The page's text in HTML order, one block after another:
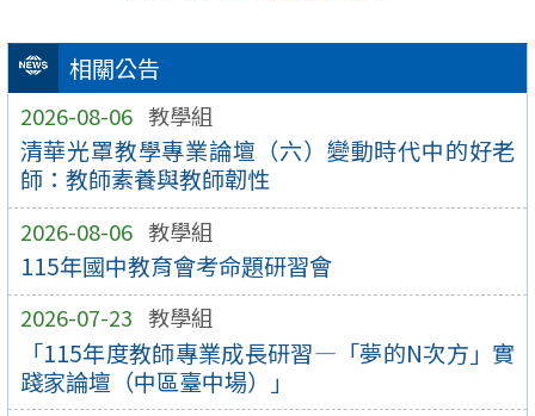
相關公告
2026-08-06 教學組
清華光罩教學專業論壇（六）變動時代中的好老
師：教師素養與教師韌性
2026-08-06 教學組
115年國中教育會考命題研習會
2026-07-23 教學組
「115年度教師專業成長研習—「夢的N次方」實
踐家論壇（中區臺中場）」